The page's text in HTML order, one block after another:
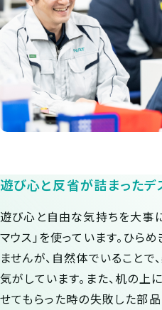
遊び心と反省が詰まったデ
遊び心と自由な気持ちを大事
マウス」を使っています。ひら
ませんが、自然体でいること
気がしています。また、机の
せてもらった時の失敗した部